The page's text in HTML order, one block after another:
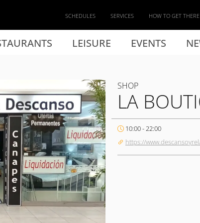
LEISURE EVENTS
SCHEDULES SERVICES HOW TO GET THERE
SHOP
LA
10:00 - 22:00
https://